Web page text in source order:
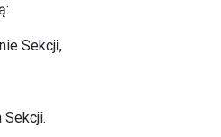
Sekcji,